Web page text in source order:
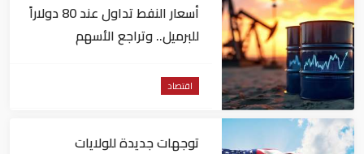
أسعار النفط تداول عند 80 دولاراً
للبرميل.. وتراجع الأسهم
اقتصاد
توجهات جديدة للولايات